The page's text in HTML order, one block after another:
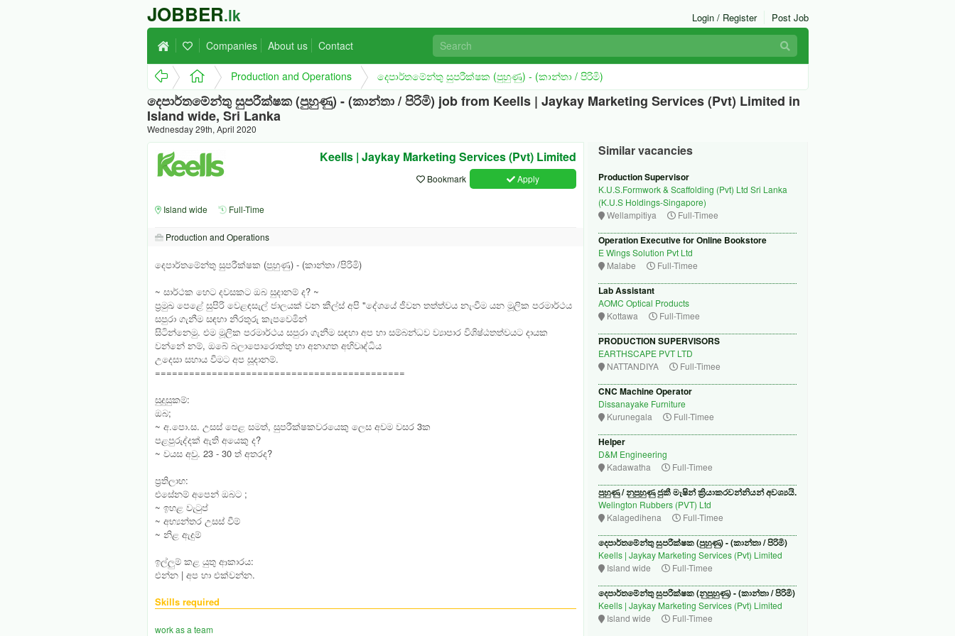
JOBBER.lk Post Job
Login / Register
Companies About us Contact
Production and Operations දෙපාර්තමේන්තු සුපරීක්ෂක (පුහුණු) - (කාන්තා / පිරිමි)
දෙපාර්තමේන්තු සුපරීක්ෂක (පුහුණු) - (කාන්තා / පිරිමි) job from Keells | Jaykay Marketing Services (Pvt) Limited in
Island wide, Sri Lanka
Wednesday 29th, April 2020
Keells | Jaykay Marketing Services (Pvt) Limited
Apply
Bookmark
Island wide Full-Time
Production and Operations
දෙපාර්තමේන්තු සුපරීක්ෂක (පුහුණු) - (කාන්තා /පිරිමි)
~ සාර්ථක හෙට දවසකට ඔබ සුදානම් ද? ~
ප්‍රමුඛ පෙළේ සුපිරි වෙළඳසැල් ජාලයක් වන කීල්ස් අපි "දේශයේ ජීවන තත්ත්වය නැංවීම යන මූලික පරමාර්ථය
සපුරා ගැනීම සඳහා නිරතුරු කැපවෙමින්
සිටින්නෙමු. එම මූලික පරමාර්ථය සපුරා ගැනීම සඳහා අප හා සම්බන්ධව ව්‍යාපාර විශිෂ්ඨතත්වයට දායක
වන්නේ නම්, ඔබේ බලාපොරොත්තු හා අනාගත අභිවෘද්ධිය
උදෙසා සහාය වීමට අප සූදානම්.
============================================
සුදුසුකම්:
ඔබ;
~ අ.පො.ස. උසස් පෙළ සමත්, සුපරීක්ෂකවරයෙකු ලෙස අවම වසර 3ක
පළපුරුද්දක් ඇති අයෙකු ද?
~ වයස අවු. 23 - 30 ත් අතරද?
ප්‍රතිලාභ:
එසේනම් අපෙන් ඔබට ;
~ ඉහළ වැටුප්
~ අභ්‍යන්තර උසස් වීම්
~ නිළ ඇදුම්
ඉල්ලුම් කළ යුතු ආකාරය:
එන්න | අප හා එක්වන්න.
Skills required
work as a team
Similar vacancies
Production Supervisor
K.U.S.Formwork & Scaffolding (Pvt) Ltd Sri Lanka
(K.U.S Holdings-Singapore)
Wellampitiya
Full-Timee
Operation Executive for Online Bookstore
E Wings Solution Pvt Ltd
Malabe
Full-Timee
Lab Assistant
AOMC Optical Products
Kottawa
Full-Timee
PRODUCTION SUPERVISORS
EARTHSCAPE PVT LTD
NATTANDIYA
Full-Timee
CNC Machine Operator
Dissanayake Furniture
Kurunegala
Full-Timee
Helper
D&M Engineering
Kadawatha
Full-Timee
පුහුණු / නුපුහුණු ජුකී මැෂින් ක්‍රියාකරවන්නියන් අවශ්‍යයි.
Welington Rubbers (PVT) Ltd
Kalagedihena
Full-Timee
දෙපාර්තමේන්තු සුපරීක්ෂක (පුහුණු) - (කාන්තා / පිරිමි)
Keells | Jaykay Marketing Services (Pvt) Limited
Island wide
Full-Timee
දෙපාර්තමේන්තු සුපරීක්ෂක (නුපුහුණු) - (කාන්තා / පිරිමි)
Keells | Jaykay Marketing Services (Pvt) Limited
Island wide
Full-Timee